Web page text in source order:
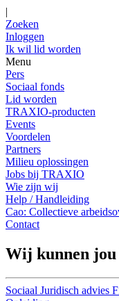
|
Zoeken
Inloggen
Ik wil lid worden
Menu
Pers
Sociaal fonds
Lid worden
TRAXIO-producten
Events
Voordelen
Partners
Milieu oplossingen
Jobs bij TRAXIO
Wie zijn wij
Help / Handleiding
Cao: Collectieve
Contact
Wij kunnen jou
Sociaal Juridisch advies